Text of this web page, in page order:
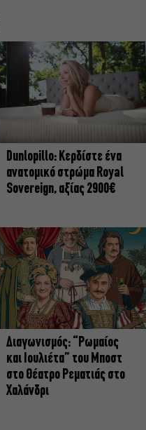
Dunlopillo: Κερδίστε ένα
ανατομικό στρώμα Royal
Sovereign, αξίας 2900€
Διαγωνισμός: “Ρωμαίος
και Ιουλιέτα” του Μποστ
στο Θέατρο Ρεματιάς στο
Χαλάνδρι